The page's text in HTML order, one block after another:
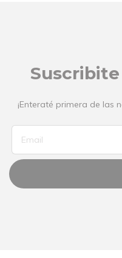
¡Enteraté primera de las